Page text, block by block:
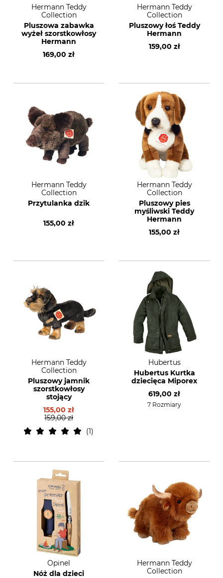
Hermann Teddy
Collection
Pluszowa zabawka
wyżeł szorstkowłosy
Hermann
169,00 zł
Hermann Teddy
Collection
Pluszowy łoś Teddy
Hermann
159,00 zł
Hermann Teddy
Collection
Przytulanka dzik
155,00 zł
Hermann Teddy
Collection
Pluszowy pies
myśliwski Teddy
Hermann
155,00 zł
Hermann Teddy
Collection
Pluszowy jamnik
szorstkowłosy
stojący
155,00 zł
159,00 zł
1
Hubertus
Hubertus Kurtka
dziecięca Miporex
619,00 zł
7 Rozmiary
Opinel
Nóż dla dzieci
Hermann Teddy
Collection